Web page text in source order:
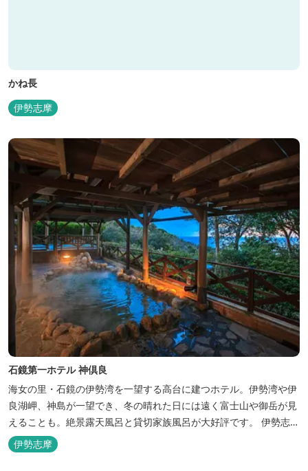
かね長
伊勢志摩
石鏡第一ホテル 神倶良
海女の里・石鏡の伊勢湾を一望する高台に建つホテル。伊勢湾や伊
良湖岬、神島が一望でき、冬の晴れた日には遠く富士山や御岳が見
えることも。絶景露天風呂と貸切家族風呂が大好評です。 伊勢志摩
の新鮮な海の幸をふんだんに使った味覚自慢の人情味あふれる温泉
宿です。
伊勢志摩